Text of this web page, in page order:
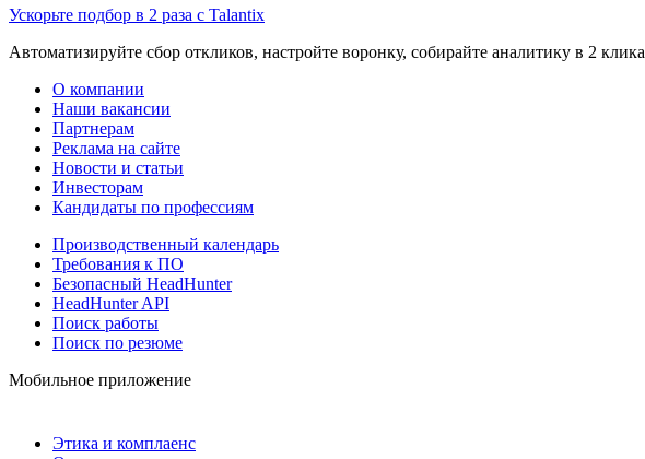
Ускорьте подбор в 2 раза с Talantix
Автоматизируйте сбор откликов, настройте воронку, собирайте аналитику в 2 клика
О компании
Наши вакансии
Партнерам
Реклама на сайте
Новости и статьи
Инвесторам
Кандидаты по профессиям
Производственный календарь
Требования к ПО
Безопасный HeadHunter
HeadHunter API
Поиск работы
Поиск по резюме
Мобильное приложение
Этика и комплаенс